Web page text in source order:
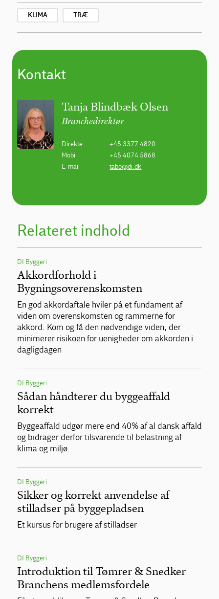
KLIMA TRÆ
Kontakt
Tanja Blindbæk Olsen
Branchedirektør
Direkte
+45 3377 4820
Mobil
+45 4074 5868
E-mail
tabo@di.dk
Relateret indhold
DI Byggeri
Akkordforhold i
Bygningsoverenskomsten
En god akkordaftale hviler på et fundament af
viden om overenskomsten og rammerne for
akkord. Kom og få den nødvendige viden, der
minimerer risikoen for uenigheder om akkorden i
dagligdagen
DI Byggeri
Sådan håndterer du byggeaffald
korrekt
Byggeaffald udgør mere end 40% af al dansk affald
og bidrager derfor tilsvarende til belastning af
klima og miljø.
DI Byggeri
Sikker og korrekt anvendelse af
stilladser på byggepladsen
Et kursus for brugere af stilladser
DI Byggeri
Introduktion til Tømrer & Snedker
Branchens medlemsfordele